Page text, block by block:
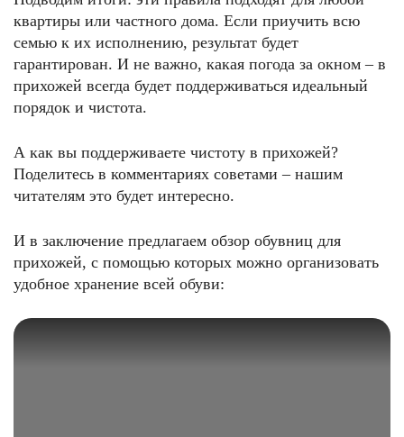
квартиры или частного дома. Если приучить всю
семью к их исполнению, результат будет
гарантирован. И не важно, какая погода за окном – в
прихожей всегда будет поддерживаться идеальный
порядок и чистота.
А как вы поддерживаете чистоту в прихожей?
Поделитесь в комментариях советами – нашим
читателям это будет интересно.
И в заключение предлагаем обзор обувниц для
прихожей, с помощью которых можно организовать
удобное хранение всей обуви: